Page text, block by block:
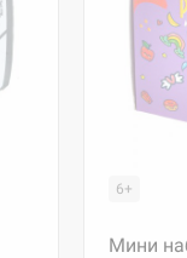
6+
Мини